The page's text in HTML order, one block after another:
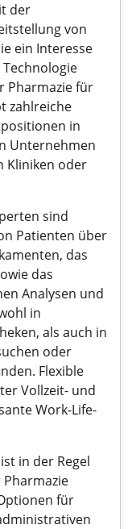
der
von
ein Interesse
Pharmazie für
zahlreiche
in
Unternehmen
Kliniken oder
sind
Patienten über
das
das
Analysen und
in
als auch in
oder
Flexible
Vollzeit- und
Work-Life-
in der Regel
für